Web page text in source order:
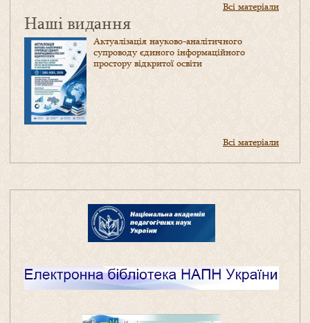
Всі матеріали
Наші видання
Актуалізація науково-аналітичного
супроводу єдиного інформаційного
простору відкритої освіти
Всі матеріали